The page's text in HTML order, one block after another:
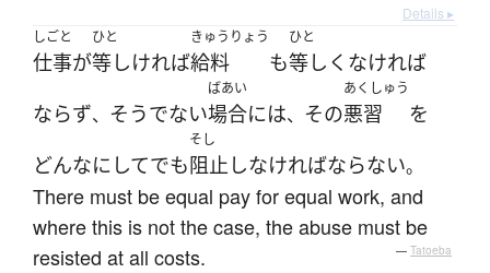
Details ▸
しごと
仕事が
ひと
等しければ
きゅうりょう
給料 も
ひと
等しく なければ
ならず、 そうでない
ばあい
場合には、 その
あくしゅう
悪習
を
どんなに してでも
そし
阻止 しなければならない。
There must be equal pay for equal work, and
where this is not the case, the abuse must be
resisted at all costs.
— Tatoeba